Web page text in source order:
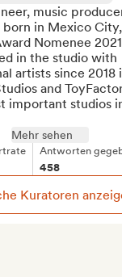
music
born in Mexico City,
Nomenee
in the studio with
artists since 2018
and
important studios
Mehr sehen
Antworten
458
Kuratoren